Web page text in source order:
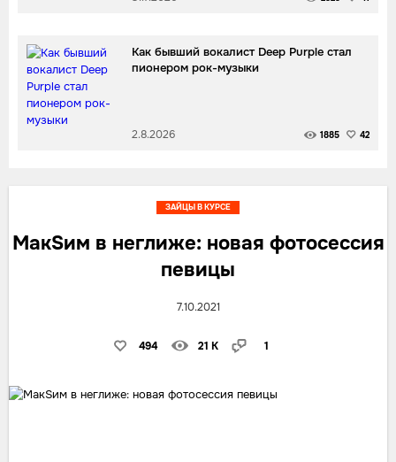
Как бывший вокалист Deep Purple стал
пионером рок-музыки
2.8.2026 1885 42
МакSим в неглиже: новая фотосессия
певицы
7.10.2021
494 21 K 1
ЗАЙЦЫ В КУРСЕ